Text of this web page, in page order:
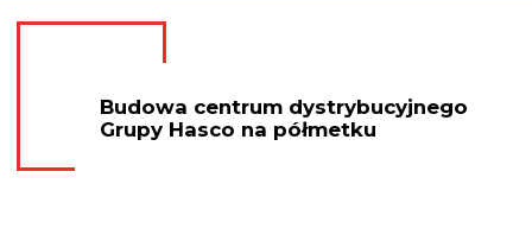
Budowa centrum dystrybucyjnego
Grupy Hasco na półmetku